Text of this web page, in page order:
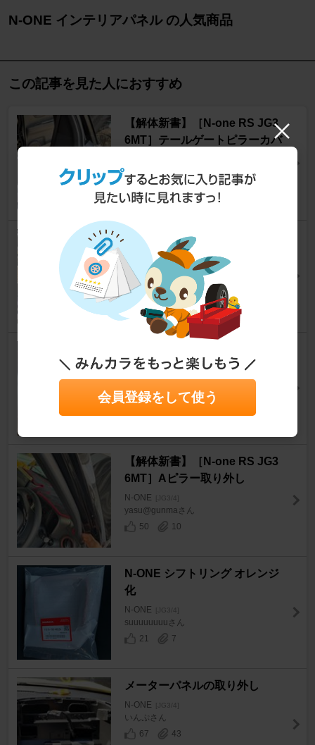
N-ONE インテリアパネル の人気商品
この記事を見た人におすすめ
【解体新書】［N-one RS JG3
6MT］テールゲートピラーカバ
N-ONE [JG3/4]
43
7
ドア内張の取り外し
N-ONE [JG3/4]
いんぷさん
55
11
N-ONE [JG3/4]
woody中尉さん
63
1
【解体新書】［N-one RS JG3
6MT］Aピラー取り外し
N-ONE [JG3/4]
yasu@gunmaさん
50
10
N-ONE シフトリング オレンジ
化
N-ONE [JG3/4]
suuuuuuuuさん
21
7
メーターパネルの取り外し
N-ONE [JG3/4]
いんぷさん
67
43
会員登録をして使う